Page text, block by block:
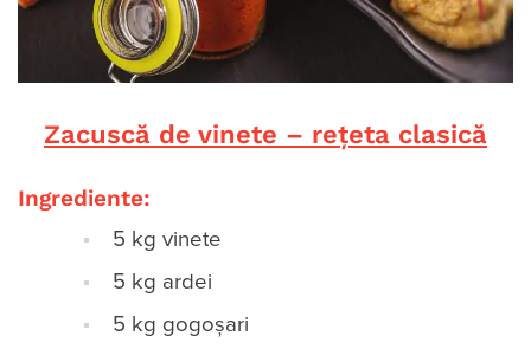
Zacuscă de vinete – rețeta clasică
Ingrediente:
5 kg vinete
5 kg ardei
5 kg gogoșari